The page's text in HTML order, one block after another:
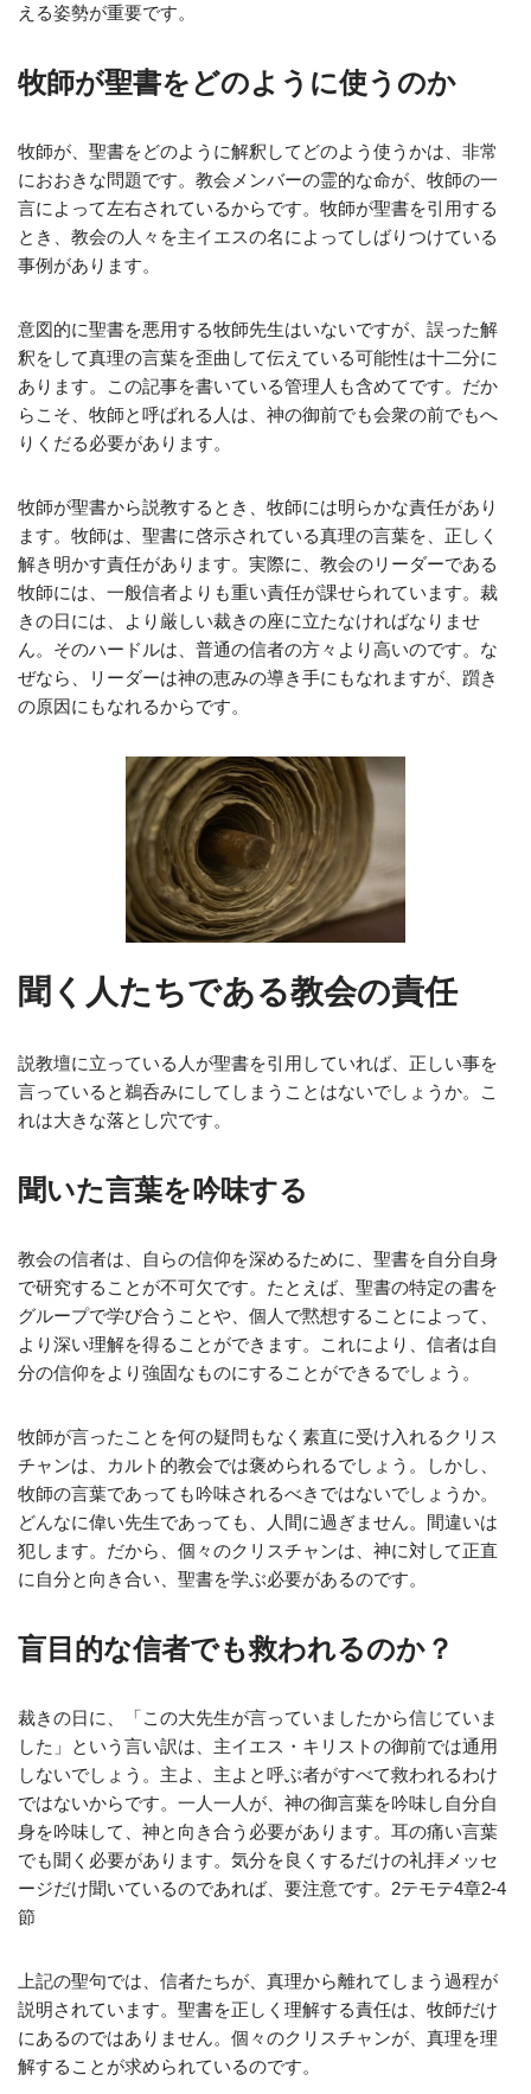
える姿勢が重要です。
牧師が聖書をどのように使うのか
牧師が、聖書をどのように解釈してどのよう使うかは、非常
におおきな問題です。教会メンバーの霊的な命が、牧師の一
言によって左右されているからです。牧師が聖書を引用する
とき、教会の人々を主イエスの名によってしばりつけている
事例があります。
意図的に聖書を悪用する牧師先生はいないですが、誤った解
釈をして真理の言葉を歪曲して伝えている可能性は十二分に
あります。この記事を書いている管理人も含めてです。だか
らこそ、牧師と呼ばれる人は、神の御前でも会衆の前でもへ
りくだる必要があります。
牧師が聖書から説教するとき、牧師には明らかな責任があり
ます。牧師は、聖書に啓示されている真理の言葉を、正しく
解き明かす責任があります。実際に、教会のリーダーである
牧師には、一般信者よりも重い責任が課せられています。裁
きの日には、より厳しい裁きの座に立たなければなりませ
ん。そのハードルは、普通の信者の方々より高いのです。な
ぜなら、リーダーは神の恵みの導き手にもなれますが、躓き
の原因にもなれるからです。
聞く人たちである教会の責任
説教壇に立っている人が聖書を引用していれば、正しい事を
言っていると鵜呑みにしてしまうことはないでしょうか。こ
れは大きな落とし穴です。
聞いた言葉を吟味する
教会の信者は、自らの信仰を深めるために、聖書を自分自身
で研究することが不可欠です。たとえば、聖書の特定の書を
グループで学び合うことや、個人で黙想することによって、
より深い理解を得ることができます。これにより、信者は自
分の信仰をより強固なものにすることができるでしょう。
牧師が言ったことを何の疑問もなく素直に受け入れるクリス
チャンは、カルト的教会では褒められるでしょう。しかし、
牧師の言葉であっても吟味されるべきではないでしょうか。
どんなに偉い先生であっても、人間に過ぎません。間違いは
犯します。だから、個々のクリスチャンは、神に対して正直
に自分と向き合い、聖書を学ぶ必要があるのです。
盲目的な信者でも救われるのか？
裁きの日に、「この大先生が言っていましたから信じていま
した」という言い訳は、主イエス・キリストの御前では通用
しないでしょう。主よ、主よと呼ぶ者がすべて救われるわけ
ではないからです。一人一人が、神の御言葉を吟味し自分自
身を吟味して、神と向き合う必要があります。耳の痛い言葉
でも聞く必要があります。気分を良くするだけの礼拝メッセ
ージだけ聞いているのであれば、要注意です。2テモテ4章2-4
節
上記の聖句では、信者たちが、真理から離れてしまう過程が
説明されています。聖書を正しく理解する責任は、牧師だけ
にあるのではありません。個々のクリスチャンが、真理を理
解することが求められているのです。